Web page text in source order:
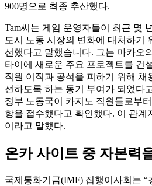
900명으로 최종 추산했다.
Tam씨는 게임 운영자들이 최근 몇
도시 노동 시장의 변화에 대처하기
선했다고 말했습니다. 그는 마카오
타이에 새로운 주요 프로젝트를 건
직원 이직과 공석을 피하기 위해 채
선하도록 하는 동기 부여가 되었다
정부 노동국이 카지노 직원들로부
항을 접수했다고 확인했다. 이 관계
이라고 말했다.
온카 사이트 중 자본력
국제통화기금(IMF) 집행이사회는 “